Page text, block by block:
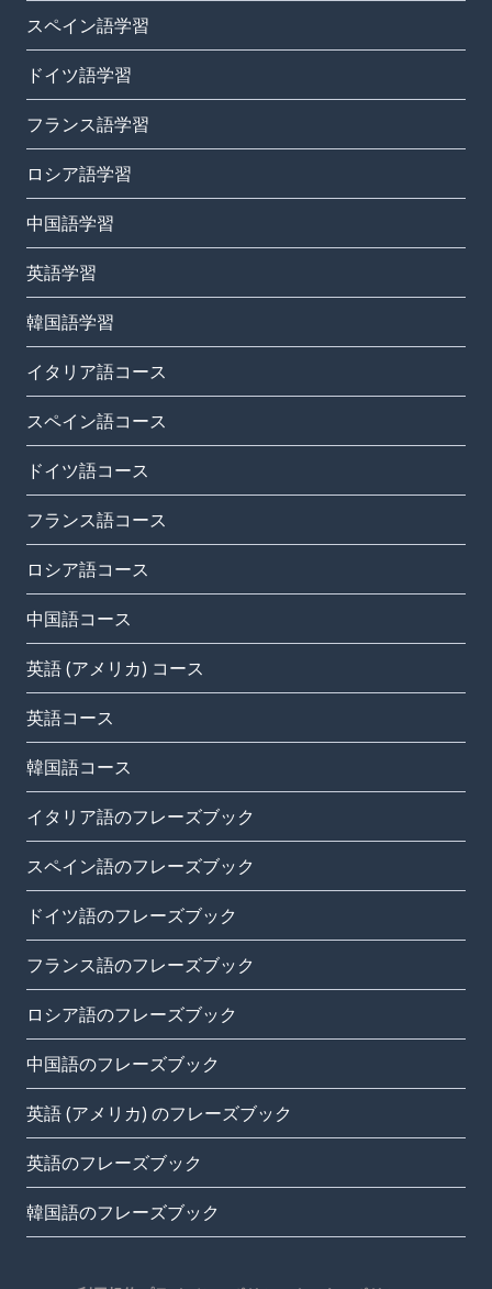
スペイン語学習
ドイツ語学習
フランス語学習
ロシア語学習
中国語学習
英語学習
韓国語学習
イタリア語コース
スペイン語コース
ドイツ語コース
フランス語コース
ロシア語コース
中国語コース
英語 (アメリカ) コース
英語コース
韓国語コース
イタリア語のフレーズブック
スペイン語のフレーズブック
ドイツ語のフレーズブック
フランス語のフレーズブック
ロシア語のフレーズブック
中国語のフレーズブック
英語 (アメリカ) のフレーズブック
英語のフレーズブック
韓国語のフレーズブック